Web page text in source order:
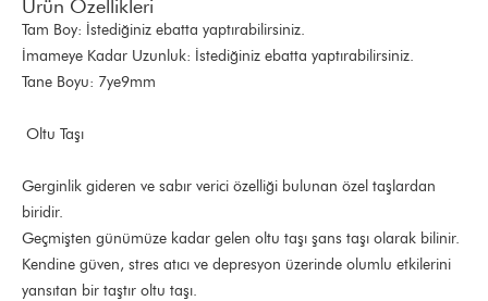
Ürün Özellikleri
Tam Boy: İstediğiniz ebatta yaptırabilirsiniz.
İmameye Kadar Uzunluk: İstediğiniz ebatta yaptırabilirsiniz.
Tane Boyu: 7ye9mm
Oltu Taşı
Gerginlik gideren ve sabır verici özelliği bulunan özel taşlardan
biridir.
Geçmişten günümüze kadar gelen oltu taşı şans taşı olarak bilinir.
Kendine güven, stres atıcı ve depresyon üzerinde olumlu etkilerini
yansıtan bir taştır oltu taşı.